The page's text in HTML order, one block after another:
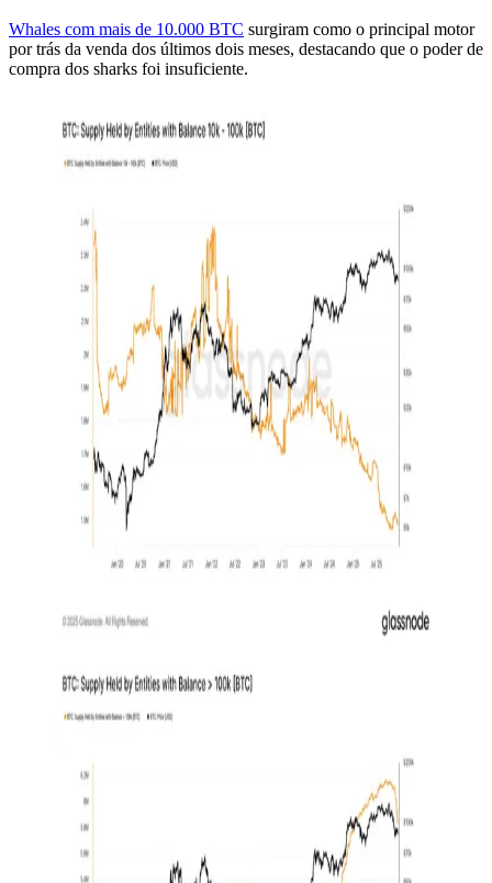
Whales com mais de 10.000 BTC surgiram como o principal motor
por trás da venda dos últimos dois meses, destacando que o poder de
compra dos sharks foi insuficiente.